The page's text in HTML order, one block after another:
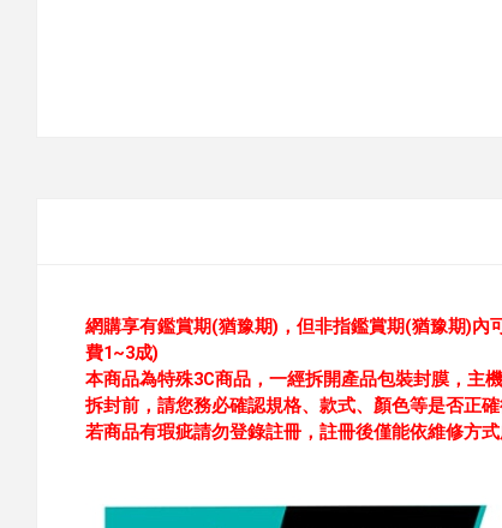
網購享有鑑賞期(猶豫期)，但非指鑑賞期(猶豫期)內
費1~3成)
本商品為特殊3C商品，一經拆開產品包裝封膜，主
拆封前，請您務必確認規格、款式、顏色等是否正
若商品有瑕疵請勿登錄註冊，註冊後僅能依維修方式